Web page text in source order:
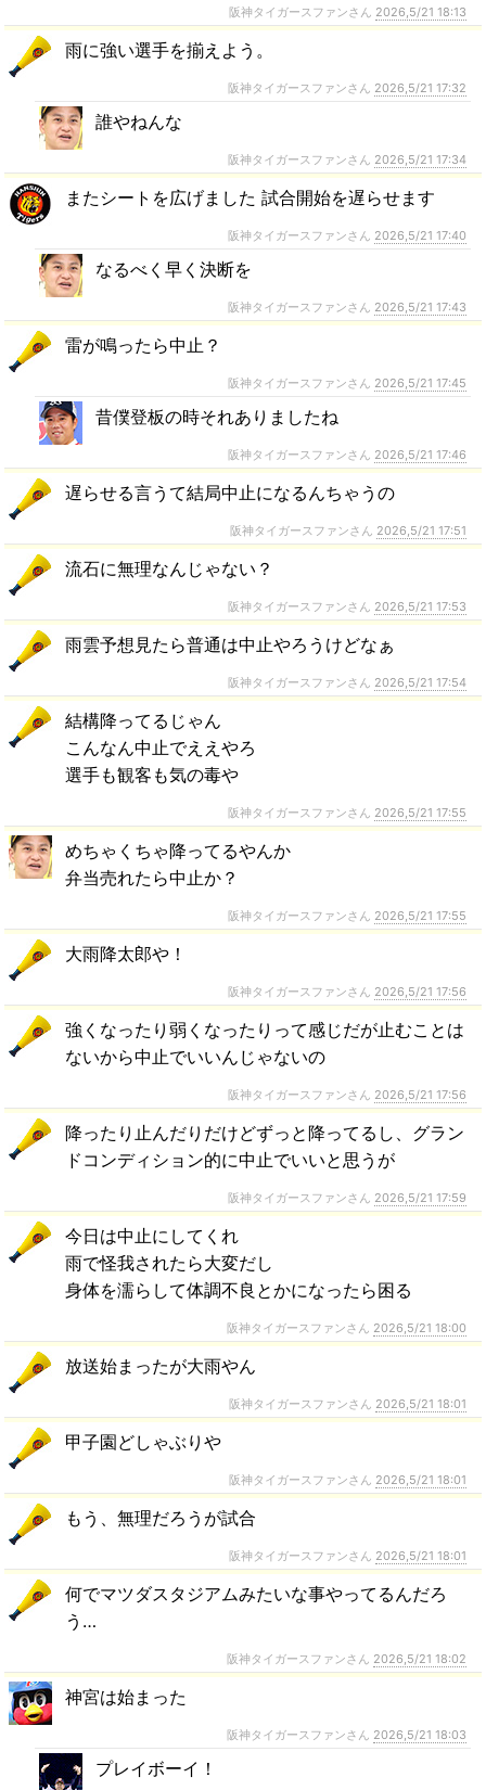
阪神タイガースファンさん 2026,5/21 18:13
雨に強い選手を揃えよう。
阪神タイガースファンさん 2026,5/21 17:32
誰やねんな
阪神タイガースファンさん 2026,5/21 17:34
またシートを広げました 試合開始を遅らせます
阪神タイガースファンさん 2026,5/21 17:40
なるべく早く決断を
阪神タイガースファンさん 2026,5/21 17:43
雷が鳴ったら中止？
阪神タイガースファンさん 2026,5/21 17:45
昔僕登板の時それありましたね
阪神タイガースファンさん 2026,5/21 17:46
遅らせる言うて結局中止になるんちゃうの
阪神タイガースファンさん 2026,5/21 17:51
流石に無理なんじゃない？
阪神タイガースファンさん 2026,5/21 17:53
雨雲予想見たら普通は中止やろうけどなぁ
阪神タイガースファンさん 2026,5/21 17:54
結構降ってるじゃん
こんなん中止でええやろ
選手も観客も気の毒や
阪神タイガースファンさん 2026,5/21 17:55
めちゃくちゃ降ってるやんか
弁当売れたら中止か？
阪神タイガースファンさん 2026,5/21 17:55
大雨降太郎や！
阪神タイガースファンさん 2026,5/21 17:56
強くなったり弱くなったりって感じだが止むことは
ないから中止でいいんじゃないの
阪神タイガースファンさん 2026,5/21 17:56
降ったり止んだりだけどずっと降ってるし、グラン
ドコンディション的に中止でいいと思うが
阪神タイガースファンさん 2026,5/21 17:59
今日は中止にしてくれ
雨で怪我されたら大変だし
身体を濡らして体調不良とかになったら困る
阪神タイガースファンさん 2026,5/21 18:00
放送始まったが大雨やん
阪神タイガースファンさん 2026,5/21 18:01
甲子園どしゃぶりや
阪神タイガースファンさん 2026,5/21 18:01
もう、無理だろうが試合
阪神タイガースファンさん 2026,5/21 18:01
何でマツダスタジアムみたいな事やってるんだろ
う…
阪神タイガースファンさん 2026,5/21 18:02
神宮は始まった
阪神タイガースファンさん 2026,5/21 18:03
プレイボーイ！